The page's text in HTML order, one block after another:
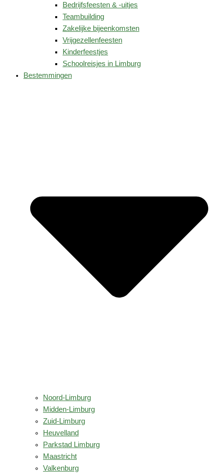
Bedrijfsfeesten & -uitjes
Teambuilding
Zakelijke bijeenkomsten
Vrijgezellenfeesten
Kinderfeestjes
Schoolreisjes in Limburg
Bestemmingen
Noord-Limburg
Midden-Limburg
Zuid-Limburg
Heuvelland
Parkstad Limburg
Maastricht
Valkenburg